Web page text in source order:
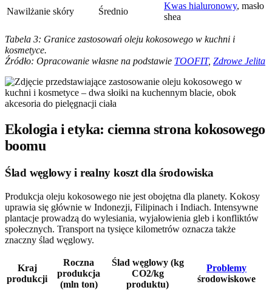
Nawilżanie skóry
Średnio
Kwas hialuronowy, masło
shea
Tabela 3: Granice zastosowań oleju kokosowego w kuchni i
kosmetyce.
Źródło: Opracowanie własne na podstawie TOOFIT, Zdrowe Jelita
Ekologia i etyka: ciemna strona kokosowego
boomu
Ślad węglowy i realny koszt dla środowiska
Produkcja oleju kokosowego nie jest obojętna dla planety. Kokosy
uprawia się głównie w Indonezji, Filipinach i Indiach. Intensywne
plantacje prowadzą do wylesiania, wyjałowienia gleb i konfliktów
społecznych. Transport na tysięce kilometrów oznacza także
znaczny ślad węglowy.
Kraj
produkcji
Roczna
produkcja
(mln ton)
Ślad węglowy (kg
CO2/kg
produktu)
Problemy
środowiskowe